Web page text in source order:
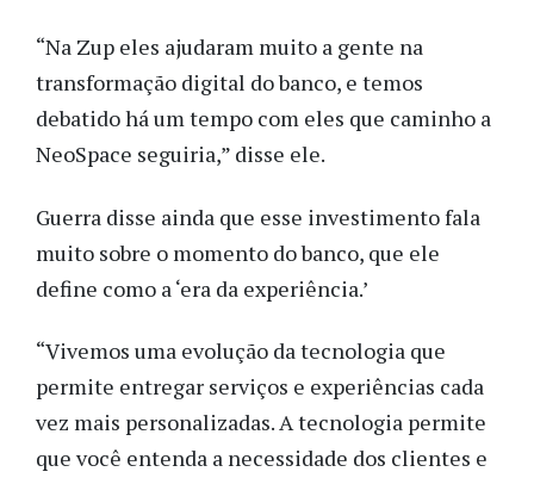
“Na Zup eles ajudaram muito a gente na
transformação digital do banco, e temos
debatido há um tempo com eles que caminho a
NeoSpace seguiria,” disse ele.
Guerra disse ainda que esse investimento fala
muito sobre o momento do banco, que ele
define como a ‘era da experiência.’
“Vivemos uma evolução da tecnologia que
permite entregar serviços e experiências cada
vez mais personalizadas. A tecnologia permite
que você entenda a necessidade dos clientes e